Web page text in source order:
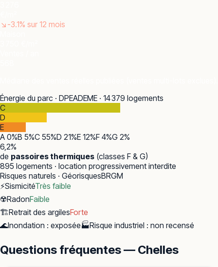
↘ -3.1% sur 12 mois
Énergie du parc · DPEADEME · 14 379 logements
C
D
E
A 0%B 5%C 55%D 21%E 12%F 4%G 2%
6,2%
de passoires thermiques (classes F & G)
895 logements · location progressivement interdite
Risques naturels · GéorisquesBRGM
⚡SismicitéTrès faible
☢️RadonFaible
🏗️Retrait des argilesForte
🌊Inondation : exposée🏭Risque industriel : non recensé
Questions fréquentes — Chelles